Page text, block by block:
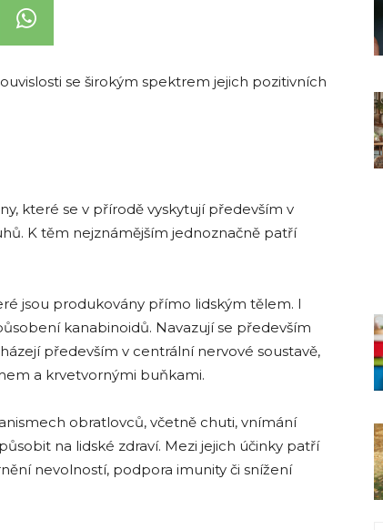
se širokým spektrem jejich pozitivních
které se v přírodě vyskytují především v
K těm nejznámějším jednoznačně patří
jsou produkovány přímo lidským tělem. I
kanabinoidů. Navazují se především
především v centrální nervové soustavě,
a krvetvornými buňkami.
obratlovců, včetně chuti, vnímání
na lidské zdraví. Mezi jejich účinky patří
nevolností, podpora imunity či snížení